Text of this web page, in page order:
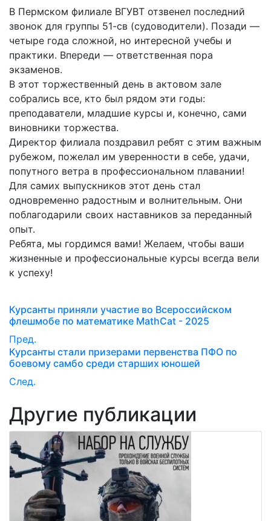
В Пермском филиале ВГУВТ отзвенел последний
звонок для группы 51-св (судоводители). Позади —
четыре года сложной, но интересной учебы и
практики. Впереди — ответственная пора
экзаменов.
В этот торжественный день в актовом зале
собрались все, кто был рядом эти годы:
преподаватели, младшие курсы и, конечно, сами
виновники торжества.
Директор филиала поздравил ребят с этим важным
рубежом, пожелал им уверенности в себе, удачи,
попутного ветра в профессиональном плавании!
Для самих выпускников этот день стал
одновременно радостным и волнительным. Они
поблагодарили своих наставников за переданный
опыт.
Ребята, мы гордимся вами! Желаем, чтобы ваши
жизненные и профессиональные курсы всегда вели
к успеху!
Курсанты приняли участие во Всероссийском
флешмобе по математике MathCat - 2025
Пред.
Курсанты стали призерами первенства ПФО по
боевому самбо среди старших юношей
След.
Другие публикации